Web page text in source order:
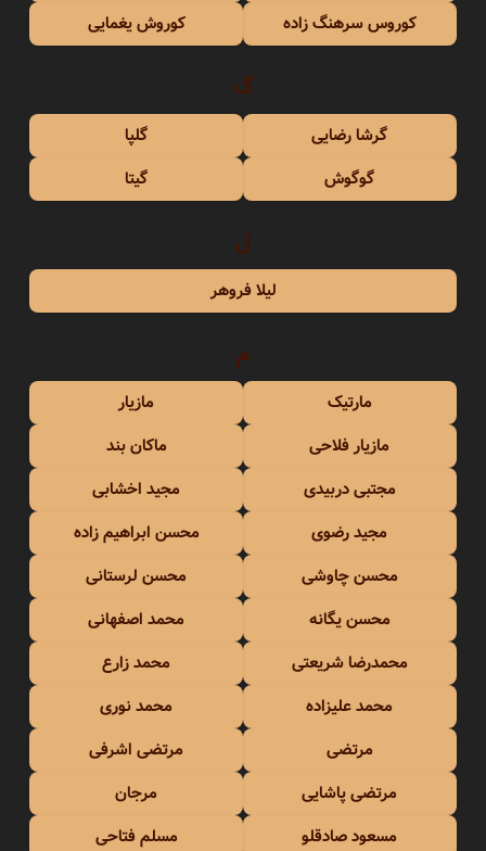
کوروس سرهنگ زاده
کوروش یغمایی
گ
گرشا رضایی
گلپا
گوگوش
گیتا
ل
لیلا فروهر
م
مارتیک
مازیار
مازیار فلاحی
ماکان بند
مجتبی دربیدی
مجید اخشابی
مجید رضوی
محسن ابراهیم زاده
محسن چاوشی
محسن لرستانی
محسن یگانه
محمد اصفهانی
محمدرضا شریعتی
محمد زارع
محمد علیزاده
محمد نوری
مرتضی
مرتضی اشرفی
مرتضی پاشایی
مرجان
مسعود صادقلو
مسلم فتاحی